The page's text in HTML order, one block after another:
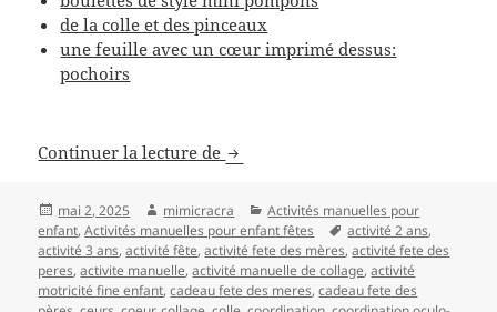
de la colle et des pinceaux
une feuille avec un cœur imprimé dessus:
pochoirs
Continuer la lecture de Activité manuelle fête des gens
Publié
le
mai 2, 2025 Auteur
mimicracra Catégories
Activités manuelles pour
enfant,Activités manuelles pour enfant fêtes
Mots-
clés
activité 2 ans,
activité 3 ans,activité fête,activité fete des mères,activité fete des
peres,activite manuelle,activité manuelle de collage,activité
motricité fine enfant,cadeau fete des meres,cadeau fete des